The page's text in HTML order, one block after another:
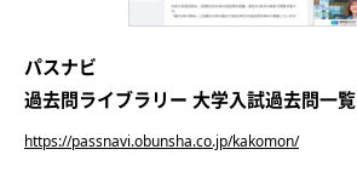
パスナビ
過去問ライブラリー 大学入試過去問一覧
https://passnavi.obunsha.co.jp/kakomon/